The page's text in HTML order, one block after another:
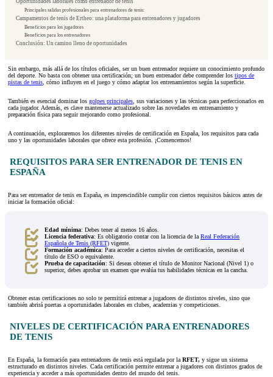
Oportunidades laborales como entrenador de tenis
Principales salidas profesionales para entrenadores de tenis:
Campamentos de tenis de Ertheo: una plataforma para entrenadores y jugadores
Beneficios para los jugadores
Beneficios para los entrenadores
Conclusión: Un camino lleno de oportunidades
Sin embargo, más allá de los títulos oficiales, ser un buen entrenador requiere un conocimiento profundo
del deporte. No basta con obtener una certificación; un buen entrenador debe comprender los tipos de
pistas de tenis , cómo influyen en el juego y cómo adaptar los entrenamientos según la superficie.
También es esencial dominar los golpes principales , sus variaciones y las técnicas para perfeccionarlos en
cada jugador. Además, es clave mantenerse actualizado sobre las novedades en entrenamiento y
preparación física para seguir mejorando como profesional.
A continuación, exploraremos los diferentes niveles de certificación en España, los requisitos para cada
uno y las oportunidades laborales que ofrece esta profesión. ¡Comencemos!
REQUISITOS PARA SER ENTRENADOR DE TENIS EN
ESPAÑA
Para ser entrenador de tenis en España, es imprescindible cumplir con ciertos requisitos básicos antes de
iniciar la formación oficial:
Edad mínima: Debes tener al menos 16 años.
Licencia federativa: Es obligatorio contar con la licencia de la Real Federación
Española de Tenis (RFET) vigente.
Formación académica: Para acceder a ciertos niveles de certificación, necesitas el
título de ESO o equivalente.
Prueba de capacitación: Si deseas obtener el título de Monitor Nacional (Nivel 1) o
superior, debes aprobar un examen que evalúa tus habilidades técnicas en la cancha.
Obtener estas certificaciones no solo te permitirá entrenar a jugadores de distintos niveles, sino que
también abrirá puertas a oportunidades laborales en clubes, academias y competiciones.
NIVELES DE CERTIFICACIÓN PARA ENTRENADORES
DE TENIS
En España, la formación para entrenadores de tenis está regulada por la RFET, y sigue un sistema
estructurado en distintos niveles. Cada certificación permite entrenar a jugadores con distintos grados de
experiencia y acceder a más oportunidades dentro del mundo del tenis.